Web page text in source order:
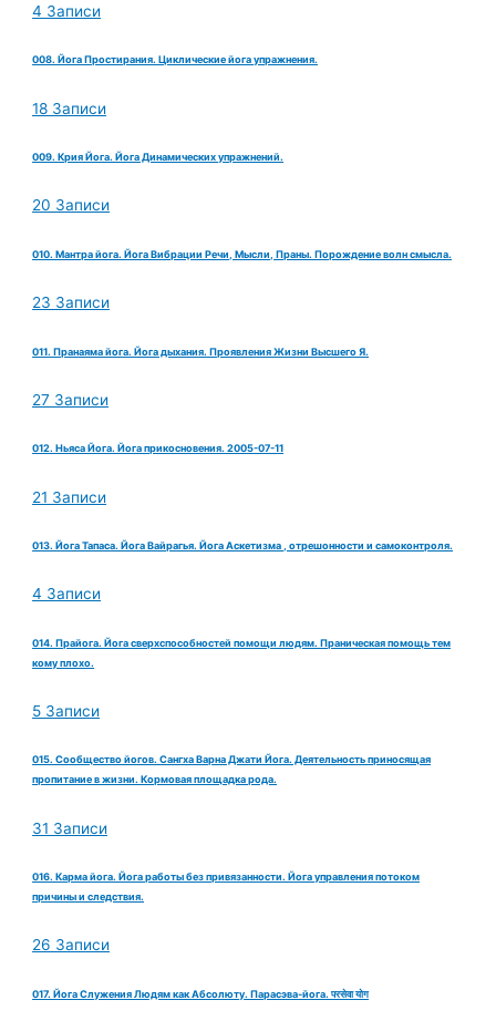
4 Записи
008. Йога Простирания. Циклические йога упражнения.
18 Записи
009. Крия Йога. Йога Динамических упражнений.
20 Записи
010. Мантра йога. Йога Вибрации Речи, Мысли, Праны. Порождение волн смысла.
23 Записи
011. Пранаяма йога. Йога дыхания. Проявления Жизни Высшего Я.
27 Записи
012. Ньяса Йога. Йога прикосновения. 2005-07-11
21 Записи
013. Йога Тапаса. Йога Вайрагья. Йога Аскетизма , отрешонности и самоконтроля.
4 Записи
014. Прайога. Йога сверхспособностей помощи людям. Праническая помощь тем
кому плохо.
5 Записи
015. Сообщество йогов. Сангха Варна Джати Йога. Деятельность приносящая
пропитание в жизни. Кормовая площадка рода.
31 Записи
016. Карма йога. Йога работы без привязанности. Йога управления потоком
причины и следствия.
26 Записи
017. Йога Служения Людям как Абсолюту. Парасэва-йога. परसेवा योग